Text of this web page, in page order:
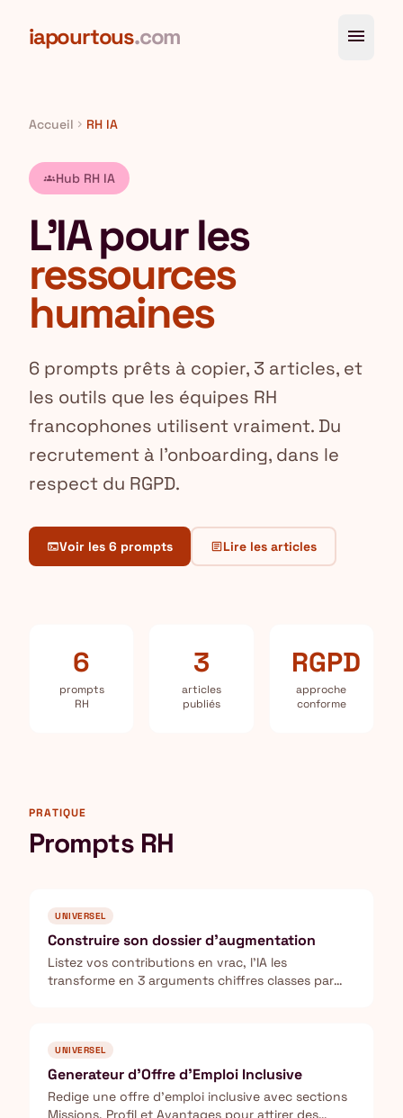
iapourtous.com menu
Accueil chevron_right RH IA
groupsHub RH IA
L'IA pour les
ressources
humaines
6 prompts prêts à copier, 3 articles, et
les outils que les équipes RH
francophones utilisent vraiment. Du
recrutement à l'onboarding, dans le
respect du RGPD.
terminalVoir les 6 prompts articleLire les articles
6
prompts
RH
3
articles
publiés
RGPD
approche
conforme
PRATIQUE
Prompts RH
UNIVERSEL
Construire son dossier d'augmentation
Listez vos contributions en vrac, l'IA les
transforme en 3 arguments chiffres classes par
UNIVERSEL
Generateur d'Offre d'Emploi Inclusive
Redige une offre d'emploi inclusive avec sections
Missions, Profil et Avantages pour attirer des